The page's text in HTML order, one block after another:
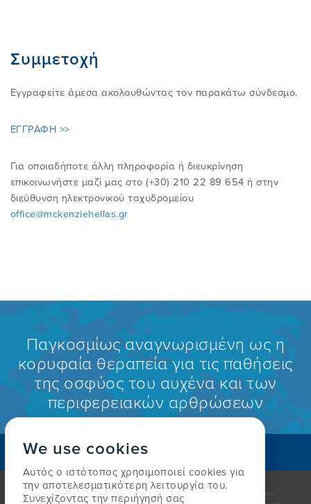
Συμμετοχή
Εγγραφείτε άμεσα ακολουθώντας τον παρακάτω σύνδεσμο.
ΕΓΓΡΑΦΗ >>
Για οποιαδήποτε άλλη πληροφορία ή διευκρίνηση
επικοινωνήστε μαζί μας στο (+30) 210 22 89 654 ή στην
διεύθυνση ηλεκτρονικού ταχυδρομείου
office@mckenziehellas.gr
Παγκοσμίως αναγνωρισμένη ως η
κορυφαία θεραπεία για τις παθήσεις
της οσφύος του αυχένα και των
περιφερειακών αρθρώσεων
BPEITE ENAN ΘEPAΠEYTH
© The McKenzie Institute. All rights reserved. The McKenzie Institute,
We use cookies
Αυτός ο ιστότοπος χρησιμοποιεί cookies για
την αποτελεσματικότερη λειτουργία του.
Συνεχίζοντας την περιήγησή σας